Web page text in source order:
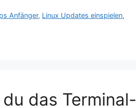
Anfänger, Linux Updates einspielen,
das Terminal-